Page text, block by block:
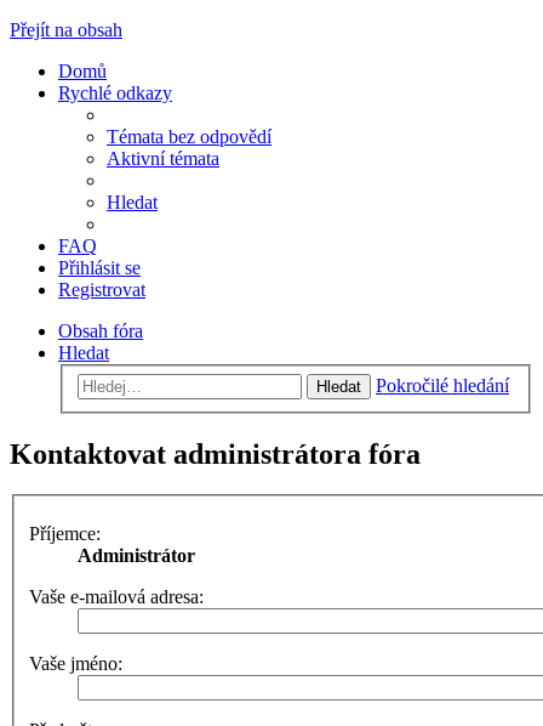
Přejít na obsah
Domů
Rychlé odkazy
Témata bez odpovědí
Aktivní témata
Hledat
FAQ
Přihlásit se
Registrovat
Obsah fóra
Hledat
Hledat Pokročilé hledání
Kontaktovat administrátora fóra
Příjemce:
Administrátor
Vaše e-mailová adresa:
Vaše jméno: